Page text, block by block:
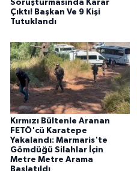
Soruşturmasında Karar
Çıktı! Başkan Ve 9 Kişi
Tutuklandı
Kırmızı Bültenle Aranan
FETÖ'cü Karatepe
Yakalandı: Marmaris'te
Gömdüğü Silahlar İçin
Metre Metre Arama
Başlatıldı